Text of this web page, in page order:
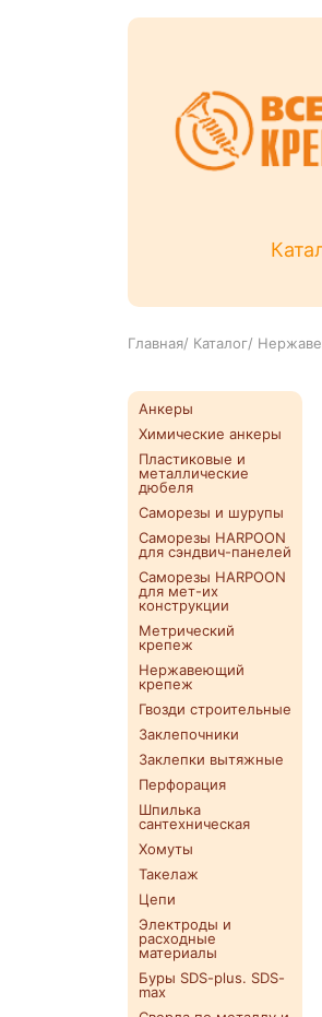
Главная/ Каталог/
Анкеры
Химические анкеры
Пластиковые и
металлические
дюбеля
Саморезы и шурупы
Саморезы HARPOON
для сэндвич-панелей
Саморезы HARPOON
для мет-их
конструкции
Метрический
крепеж
Нержавеющий
крепеж
Гвозди строительные
Заклепочники
Заклепки вытяжные
Перфорация
Шпилька
сантехническая
Хомуты
Такелаж
Цепи
Электроды и
расходные
материалы
Буры SDS-plus. SDS-
max